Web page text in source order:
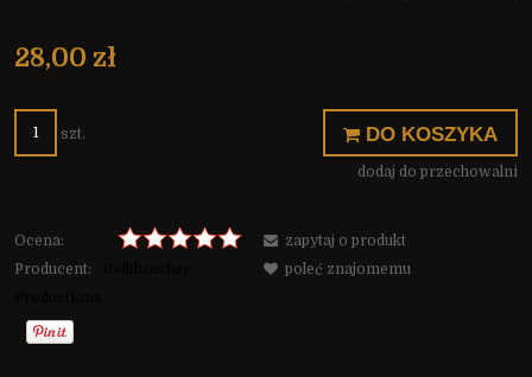
28,00 zł
szt. DO KOSZYKA
dodaj do przechowalni
Ocena:
Producent:
zapytaj o produkt
poleć znajomemu